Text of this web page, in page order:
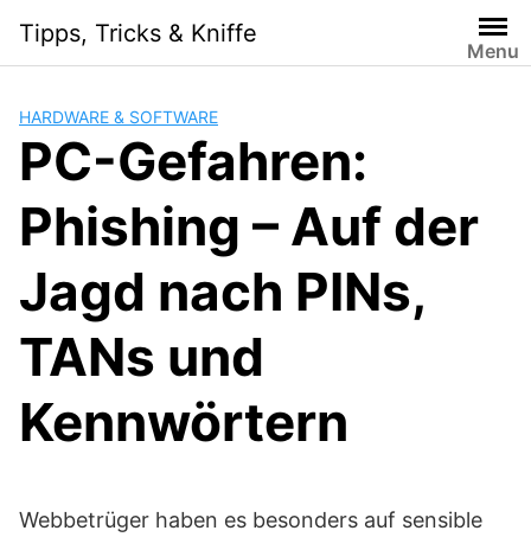
content
Tipps, Tricks & Kniffe
Menu
HARDWARE & SOFTWARE
PC-Gefahren:
Phishing – Auf der
Jagd nach PINs,
TANs und
Kennwörtern
Webbetrüger haben es besonders auf sensible